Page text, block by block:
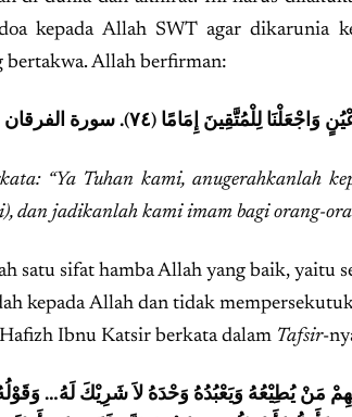
kepada Allah SWT agar dikarunia
bertakwa. Allah berfirman:
“Ya Tuhan kami, anugerahkanlah
dan jadikanlah kami imam bagi orang-
satu sifat hamba Allah yang baik, yaitu
kepada Allah dan tidak
Ibnu Katsir berkata dalam Tafsir-
مَنْ يُطِيْعُهُ وَيَعْبُدُهُ وَحْدَهُ لاَ شَرِيْكَ لَهُ…